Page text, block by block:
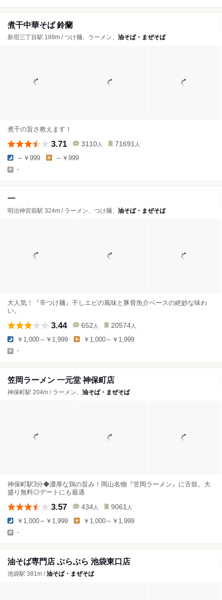
煮干中華そば 鈴蘭
新宿三丁目駅 189m / つけ麺、ラーメン、 油そば・まぜそば
煮干の旨さ教えます！
3.71 3110 人 71691 人
～￥999 ～￥999
-
一
明治神宮前駅 324m / ラーメン、つけ麺、 油そば・まぜそば
大人気！『辛つけ麺』干しエビの風味と豚骨魚介ベースの絶妙な味わ
い。
3.44 652 人 20574 人
￥1,000～￥1,999 ￥1,000～￥1,999
-
笠岡ラーメン 一元堂 神保町店
神保町駅 204m / ラーメン、 油そば・まぜそば
神保町駅3分◆濃厚な鶏の旨み！岡山名物『笠岡ラーメン』に舌鼓。大
盛り無料◎デートにも最適
3.57 434 人 9061 人
￥1,000～￥1,999 ￥1,000～￥1,999
-
油そば専門店 ぶらぶら 池袋東口店
池袋駅 381m /油そば・まぜそば